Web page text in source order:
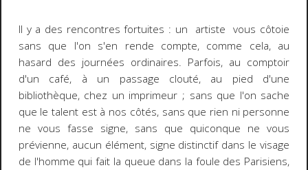
Il y a des rencontres fortuites : un artiste vous côtoie
sans que l'on s'en rende compte, comme cela, au
hasard des journées ordinaires. Parfois, au comptoir
d'un café, à un passage clouté, au pied d'une
bibliothèque, chez un imprimeur ; sans que l'on sache
que le talent est à nos côtés, sans que rien ni personne
ne vous fasse signe, sans que quiconque ne vous
prévienne, aucun élément, signe distinctif dans le visage
de l'homme qui fait la queue dans la foule des Parisiens,